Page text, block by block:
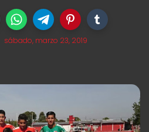
sábado, marzo 23, 2019